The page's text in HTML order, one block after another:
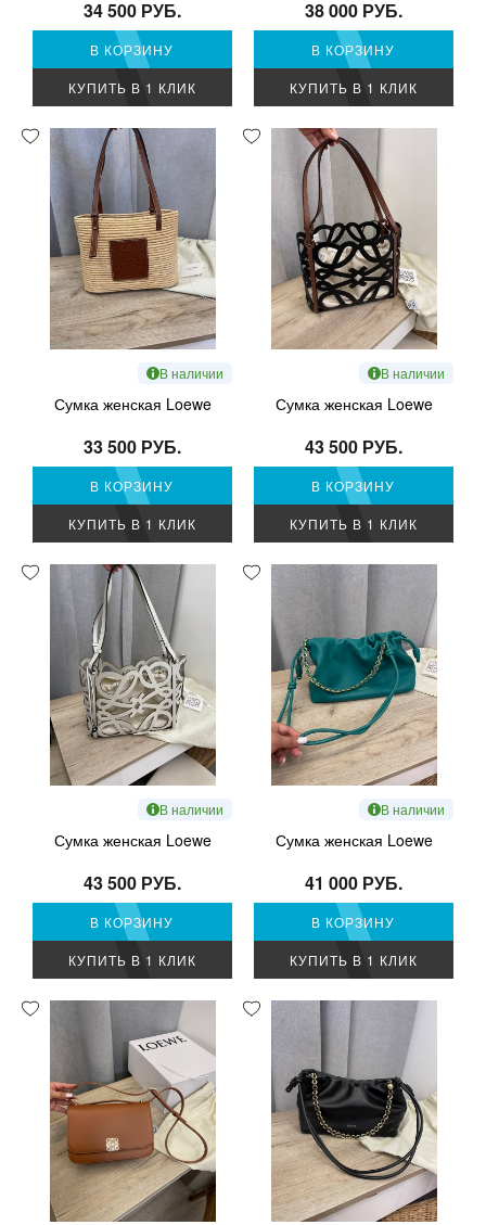
34 500 РУБ.
В КОРЗИНУ
КУПИТЬ В 1 КЛИК
38 000 РУБ.
В КОРЗИНУ
КУПИТЬ В 1 КЛИК
В наличии
Сумка женская Loewe
33 500 РУБ.
В КОРЗИНУ
КУПИТЬ В 1 КЛИК
В наличии
Сумка женская Loewe
43 500 РУБ.
В КОРЗИНУ
КУПИТЬ В 1 КЛИК
В наличии
Сумка женская Loewe
43 500 РУБ.
В КОРЗИНУ
КУПИТЬ В 1 КЛИК
В наличии
Сумка женская Loewe
41 000 РУБ.
В КОРЗИНУ
КУПИТЬ В 1 КЛИК